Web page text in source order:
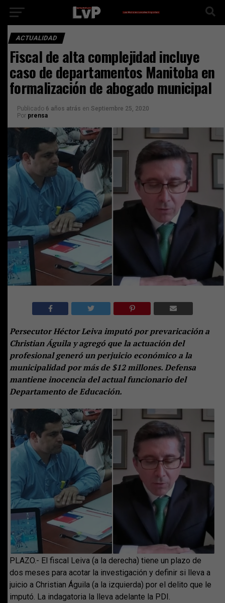
ACTUALIDAD
Fiscal de alta complejidad incluye
caso de departamentos Manitoba en
formalización de abogado municipal
Publicado 6 años atrás en Septiembre 25, 2020
Por prensa
Persecutor Héctor Leiva imputó por prevaricación a
Christian Águila y agregó que la actuación del
profesional generó un perjuicio económico a la
municipalidad por más de $12 millones. Defensa
mantiene inocencia del actual funcionario del
Departamento de Educación.
PLAZO.- El fiscal Leiva (a la derecha) tiene un plazo de
dos meses para acotar la investigación y definir si lleva a
juicio a Christian Águila (a la izquierda) por el delito que le
imputó. La indagatoria la lleva adelante la PDI.